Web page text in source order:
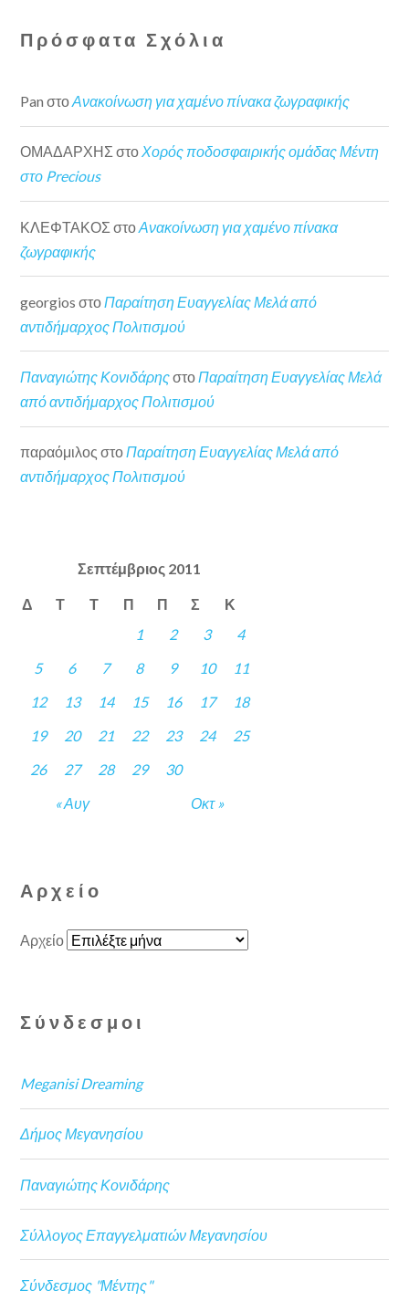
Πρόσφατα Σχόλια
Pan στοΑνακοίνωση για χαμένο πίνακα ζωγραφικής
ΟΜΑΔΑΡΧΗΣ στοΧορός ποδοσφαιρικής ομάδας Μέντη
στο Precious
ΚΛΕΦΤΑΚΟΣ στοΑνακοίνωση για χαμένο πίνακα
ζωγραφικής
georgios στο Παραίτηση Ευαγγελίας Μελά από
αντιδήμαρχος Πολιτισμού
Παναγιώτης ΚονιδάρηςστοΠαραίτηση Ευαγγελίας Μελά
από αντιδήμαρχος Πολιτισμού
παραόμιλος στοΠαραίτηση Ευαγγελίας Μελά από
αντιδήμαρχος Πολιτισμού
Σεπτέμβριος 2011
Δ Τ Τ Π Π Σ Κ
« Αυγ Οκτ »
1 2 3
4
5
6 7 8 9 10
11
12
13 14 15 16 17
18
19
20 21 22 23 24
25
26
27 28 29 30
Αρχείο
Αρχείο
Σύνδεσμοι
Meganisi Dreaming
Δήμος Μεγανησίου
Παναγιώτης Κονιδάρης
Σύλλογος Επαγγελματιών Μεγανησίου
Σύνδεσμος "Μέντης"